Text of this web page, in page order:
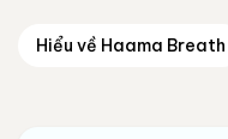
Hiểu về Haama Breath